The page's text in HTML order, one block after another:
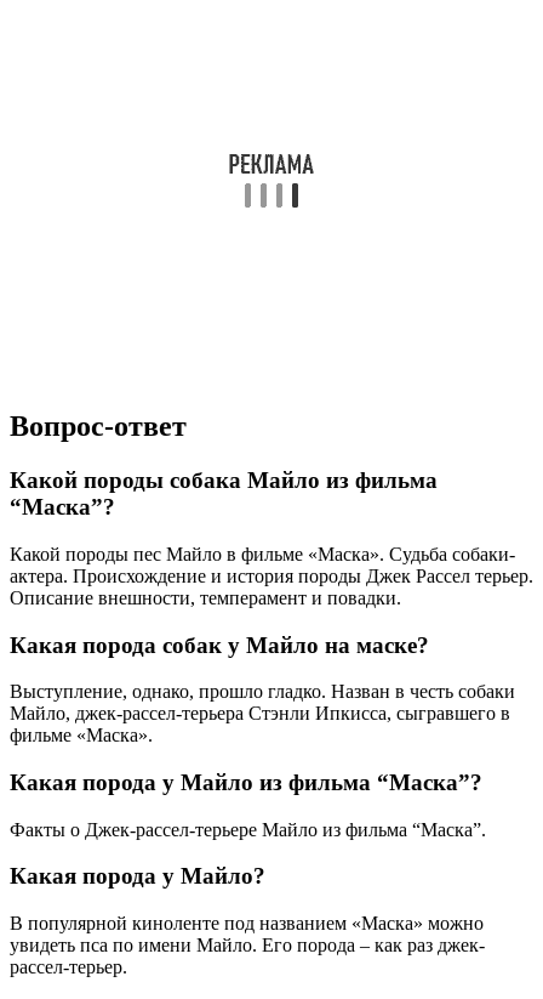
Вопрос-ответ
Какой породы собака Майло из фильма
“Маска”?
Какой породы пес Майло в фильме «Маска». Судьба собаки-
актера. Происхождение и история породы Джек Рассел терьер.
Описание внешности, темперамент и повадки.
Какая порода собак у Майло на маске?
Выступление, однако, прошло гладко. Назван в честь собаки
Майло, джек-рассел-терьера Стэнли Ипкисса, сыгравшего в
фильме «Маска».
Какая порода у Майло из фильма “Маска”?
Факты о Джек-рассел-терьере Майло из фильма “Маска”.
Какая порода у Майло?
В популярной киноленте под названием «Маска» можно
увидеть пса по имени Майло. Его порода – как раз джек-
рассел-терьер.